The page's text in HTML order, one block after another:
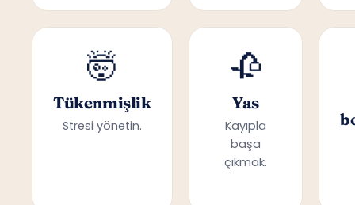
🤯
Tükenmişlik
Stresi yönetin.
🥀
Yas
Kayıpla
başa
çıkmak.